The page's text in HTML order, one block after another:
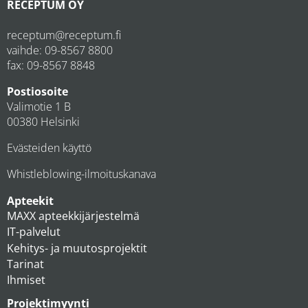
RECEPTUM OY
receptum@receptum.fi
vaihde: 09-8567 8800
fax: 09-8567 8848
Postiosoite
Valimotie 1 B
00380 Helsinki
Evästeiden käyttö
Whistleblowing-ilmoituskanava
Apteekit
MAXX apteekkijärjestelmä
IT-palvelut
Kehitys- ja muutosprojektit
Tarinat
Ihmiset
Projektimyynti